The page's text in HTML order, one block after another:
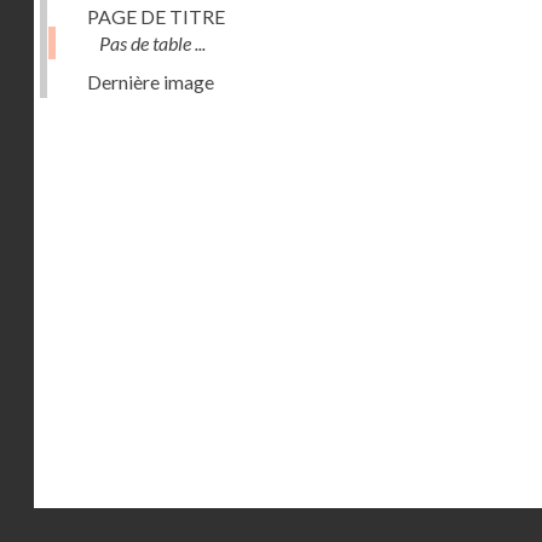
PAGE DE TITRE
Pas de table ...
Dernière image